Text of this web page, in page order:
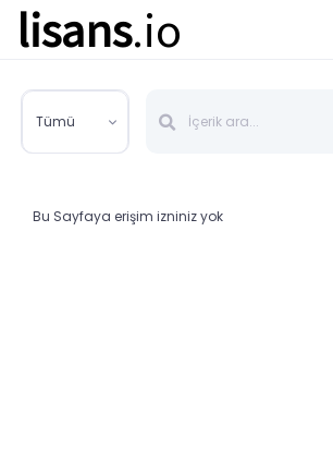
lisans.io Ücret
Tümü
Bu Sayfaya erişim izniniz yok